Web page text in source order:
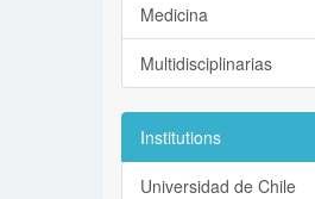
Medicina
Multidisciplinarias
Institutions
Universidad de Chile